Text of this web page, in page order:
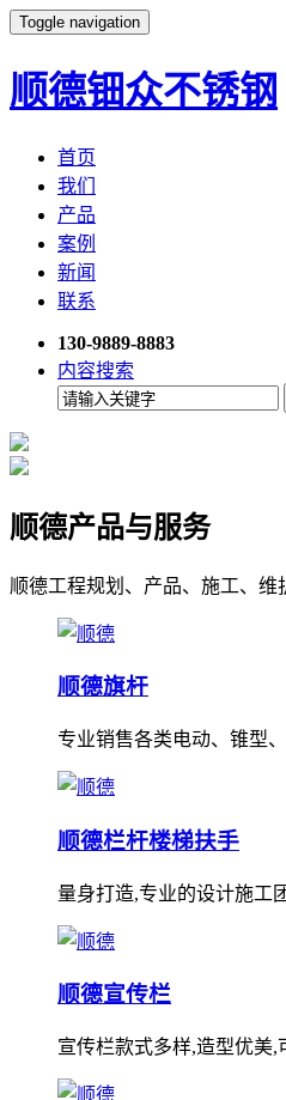
Toggle navigation
顺德钿众不锈钢
首页
我们
产品
案例
新闻
联系
130-9889-8883
内容搜索
顺德产品与服务
顺德工程规划、产品、施工、维
顺德旗杆
专业销售各类电动、锥型
顺德栏杆楼梯扶手
量身打造,专业的设计施工
顺德宣传栏
宣传栏款式多样,造型优美,